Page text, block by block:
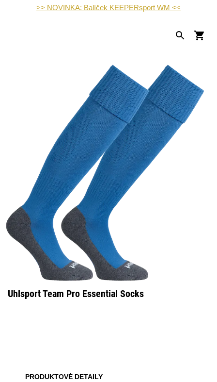
>> NOVINKA: Balíček KEEPERsport WM <<
Uhlsport Team Pro Essential Socks
PRODUKTOVÉ DETAILY